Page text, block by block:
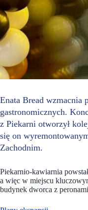
Enata Bread wzmacnia
gastronomicznych.
z Piekarni otworzył
się on
Zachodnim.
Piekarnio-kawiarnia
a więc w miejscu
budynek dworca z